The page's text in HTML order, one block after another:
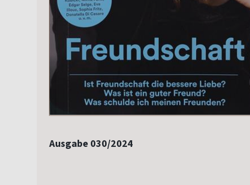
Ausgabe 030/2024